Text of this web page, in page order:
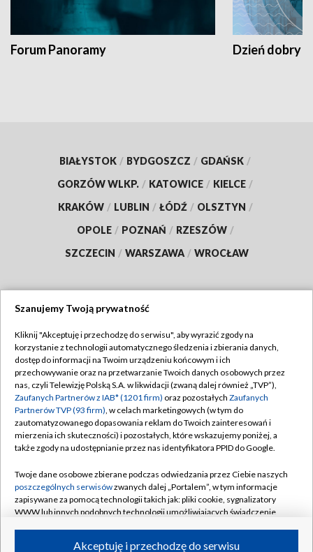
Forum Panoramy Dzień dobry
BIAŁYSTOK / BYDGOSZCZ / GDAŃSK /
GORZÓW WLKP. / KATOWICE / KIELCE /
KRAKÓW / LUBLIN / ŁÓDŹ / OLSZTYN /
OPOLE / POZNAŃ / RZESZÓW /
SZCZECIN / WARSZAWA / WROCŁAW
TVP
Abonament TVP
Emisja w TVP
Centrum informacji TVP
Naziemna Telewizja Cyfrowa
Rada Programowa
System NOS
Informacje o nadawcy
Regulamin TVP
Polityka prywatności
Moje zgody
Pomoc
Kontakt
Kanały
Szanujemy Twoją prywatność
Kliknij "Akceptuję i przechodzę do serwisu", aby wyrazić zgody na
korzystanie z technologii automatycznego śledzenia i zbierania danych,
dostęp do informacji na Twoim urządzeniu końcowym i ich
przechowywanie oraz na przetwarzanie Twoich danych osobowych przez
nas, czyli Telewizję Polską S.A. w likwidacji (zwaną dalej również „TVP”),
Zaufanych Partnerów z IAB* (1201 firm) oraz pozostałych Zaufanych
Partnerów TVP (93 firm), w celach marketingowych (w tym do
zautomatyzowanego dopasowania reklam do Twoich zainteresowań i
mierzenia ich skuteczności) i pozostałych, które wskazujemy poniżej, a
także zgody na udostępnianie przez nas identyfikatora PPID do Google.
Twoje dane osobowe zbierane podczas odwiedzania przez Ciebie naszych
poszczególnych serwisówzwanych dalej „Portalem”, w tym informacje
zapisywane za pomocą technologii takich jak: pliki cookie, sygnalizatory
WWW lub innych podobnych technologii umożliwiających świadczenie
ruchu w Internecie.Akceptuję i przechodzę do serwisu